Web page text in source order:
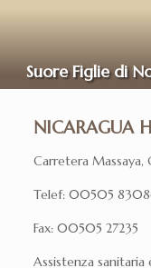
Suore Figlie di
NICARAGUA
Carretera Massaya,
Telef: 00505
Fax: 00505 27235
Assistenza